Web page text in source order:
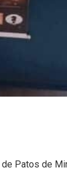
Patos de